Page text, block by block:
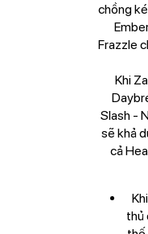
chồng
Frazzle
Khi
Slash -
sẽ khả
cả
thủ